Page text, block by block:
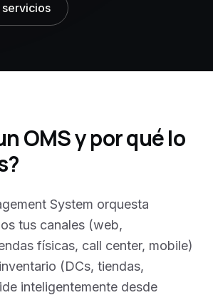
OMS y por qué lo
System orquesta
tus canales (web,
físicas, call center, mobile)
(DCs, tiendas,
inteligentemente desde